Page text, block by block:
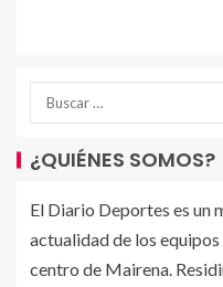
¿QUIÉNES SOMOS?
El Diario Deportes es un
actualidad de los equipos
centro de Mairena.